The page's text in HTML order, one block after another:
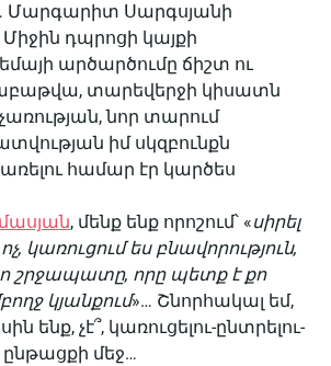
Մարգարիտ Սարգսյանի
Միջին դպրոցի կայքի
արծարծումը ճիշտ ու
տարեվերջի կիսատն
նոր տարում
իմ սկզբունքն
համար էր կարծես
, մենք ենք որոշում՝ «սիրել
կառուցում ես բնավորություն,
շրջապատը, որը պետք է քո
կյանքում»… Շնորհակալ եմ,
ենք, չէ՞, կառուցելու-ընտրելու-
ընթացքի մեջ…